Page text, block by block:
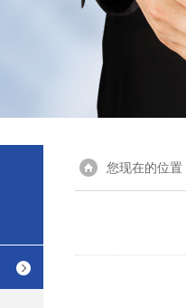
您现在的位置